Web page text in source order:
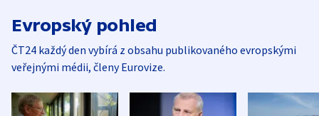
Evropský pohled
ČT24 každý den vybírá z obsahu publikovaného evropskými
veřejnými médii, členy Eurovize.